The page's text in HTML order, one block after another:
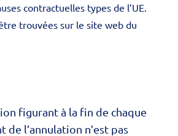
contractuelles types de l’UE.
trouvées sur le site web du
figurant à la fin de chaque
l’annulation n’est pas